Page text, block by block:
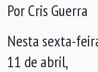
Por Cris Guerra
Nesta sexta-
11 de abril,